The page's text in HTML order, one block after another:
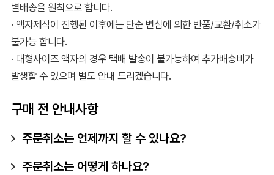
별배송을 원칙으로 합니다.
· 액자제작이 진행된 이후에는 단순 변심에 의한 반품/교환/취소가
불가능 합니다.
· 대형사이즈 액자의 경우 택배 발송이 불가능하여 추가배송비가
발생할 수 있으며 별도 안내 드리겠습니다.
구매 전 안내사항
주문취소는 언제까지 할 수 있나요?
주문취소는 어떻게 하나요?